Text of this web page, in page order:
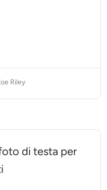
Riley
di testa per